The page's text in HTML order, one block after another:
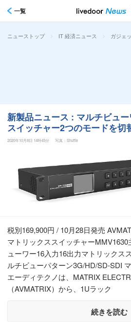
一覧
ニューストップ > IT 経済ニュース > ガジェ
新製品ニュース : マルチビュ
スイッチャー2つのモードを切
2020年10月8日 14時45分 写真：Shuffle
税別169,900円 / 10月28日発売
マトリックススイッチャー
ューワー16入力16出力マトリックス
ルチビューパターン3G/HD/SD-SDI
エーディテクノは、MATRIX
（AVMATRIX）から、1Uラック
続きを読む